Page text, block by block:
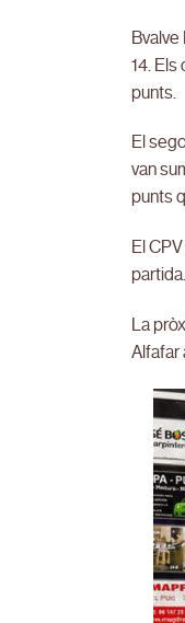
Bvalve
14.
punts.
El
van
punts
El
La
Alfafar